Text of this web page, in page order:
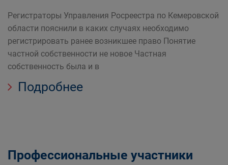
Регистраторы Управления Росреестра по Кемеровской
области пояснили в каких случаях необходимо
регистрировать ранее возникшее право Понятие
частной собственности не новое Частная
собственность была и в
Подробнее
Профессиональные участники